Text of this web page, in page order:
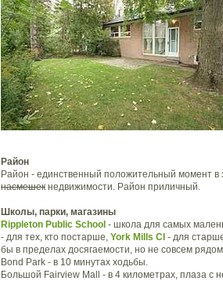
Район
Район - единственный положительный момент в
насмешек недвижимости. Район приличный.
Школы, парки, магазины
Rippleton Public School - школа для самых
- для тех, кто постарше, York Mills CI - для
бы в пределах досягаемости, но не совсем
Bond Park - в 10 минутах ходьбы.
Большой Fairview Mall - в 4 километрах, плаза с